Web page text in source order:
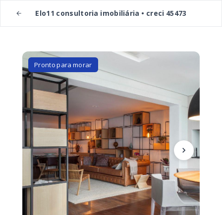
Elo11 consultoria imobiliária • creci 45473
Pronto para morar